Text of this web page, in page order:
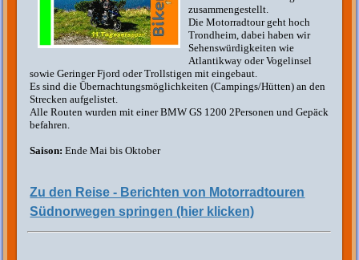
zusammengestellt.
Die Motorradtour geht hoch
Trondheim, dabei haben wir
Sehenswürdigkeiten wie
Atlantikway oder Vogelinsel
sowie Geringer Fjord oder Trollstigen mit eingebaut.
Es sind die Übernachtungsmöglichkeiten (Campings/Hütten) an den
Strecken aufgelistet.
Alle Routen wurden mit einer BMW GS 1200 2Personen und Gepäck
befahren.
Saison:Ende Mai bis Oktober
Zu den Reise - Berichten von Motorradtouren
Südnorwegen springen (hier klicken)